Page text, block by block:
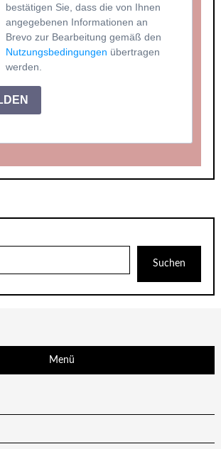
bestätigen Sie, dass die von Ihnen
angegebenen Informationen an
Brevo zur Bearbeitung gemäß den
Nutzungsbedingungen übertragen
werden.
Suchen
Menü